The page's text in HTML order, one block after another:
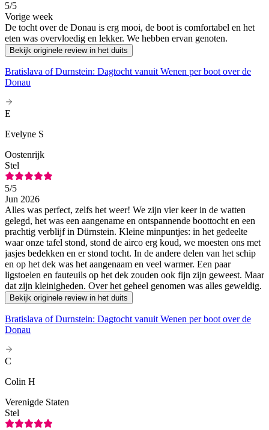
5/5
Vorige week
De tocht over de Donau is erg mooi, de boot is comfortabel en het
eten was overvloedig en lekker. We hebben ervan genoten.
Bekijk originele review in het duits
Bratislava of Durnstein: Dagtocht vanuit Wenen per boot over de
Donau
E
Evelyne S
Oostenrijk
Stel
5/5
Jun 2026
Alles was perfect, zelfs het weer! We zijn vier keer in de watten
gelegd, het was een aangename en ontspannende boottocht en een
prachtig verblijf in Dürnstein. Kleine minpuntjes: in het gedeelte
waar onze tafel stond, stond de airco erg koud, we moesten ons met
jasjes bedekken en er stond tocht. In de andere delen van het schip
en op het dek was het aangenaam en veel warmer. Een paar
ligstoelen en fauteuils op het dek zouden ook fijn zijn geweest. Maar
dat zijn kleinigheden. Over het geheel genomen was alles geweldig.
Bekijk originele review in het duits
Bratislava of Durnstein: Dagtocht vanuit Wenen per boot over de
Donau
C
Colin H
Verenigde Staten
Stel